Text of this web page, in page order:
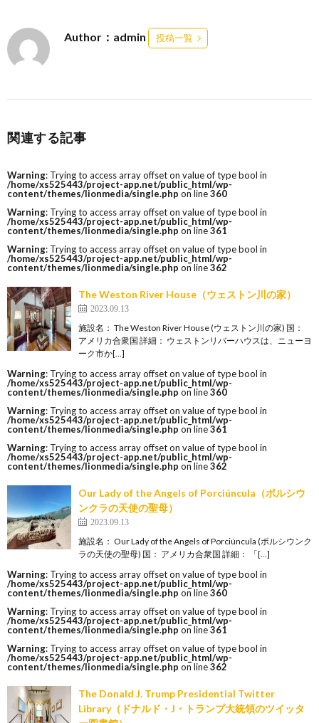
Author：admin 投稿一覧
関連する記事
Warning: Trying to access array offset on value of type bool in
/home/xs525443/project-app.net/public_html/wp-
content/themes/lionmedia/single.php on line360
Warning: Trying to access array offset on value of type bool in
/home/xs525443/project-app.net/public_html/wp-
content/themes/lionmedia/single.php on line361
Warning: Trying to access array offset on value of type bool in
/home/xs525443/project-app.net/public_html/wp-
content/themes/lionmedia/single.php on line362
The Weston River House（ウェストン川の家）
2023.09.13
施設名： The Weston River House (ウェストン川の家) 国：
アメリカ合衆国 詳細： ウェストンリバーハウスは、ニューヨ
ーク市か[…]
Warning: Trying to access array offset on value of type bool in
/home/xs525443/project-app.net/public_html/wp-
content/themes/lionmedia/single.php on line360
Warning: Trying to access array offset on value of type bool in
/home/xs525443/project-app.net/public_html/wp-
content/themes/lionmedia/single.php on line361
Warning: Trying to access array offset on value of type bool in
/home/xs525443/project-app.net/public_html/wp-
content/themes/lionmedia/single.php on line362
Our Lady of the Angels of Porciúncula（ポルシウ
ンクラの天使の聖母）
2023.09.13
施設名： Our Lady of the Angels of Porciúncula (ポルシウンク
ラの天使の聖母) 国： アメリカ合衆国 詳細： 「[…]
Warning: Trying to access array offset on value of type bool in
/home/xs525443/project-app.net/public_html/wp-
content/themes/lionmedia/single.php on line360
Warning: Trying to access array offset on value of type bool in
/home/xs525443/project-app.net/public_html/wp-
content/themes/lionmedia/single.php on line361
Warning: Trying to access array offset on value of type bool in
/home/xs525443/project-app.net/public_html/wp-
content/themes/lionmedia/single.php on line362
The Donald J. Trump Presidential Twitter
Library（ドナルド・J・トランプ大統領のツイッタ